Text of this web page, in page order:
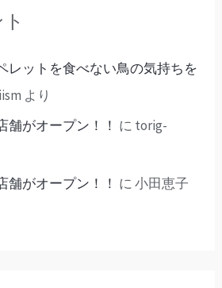
レットを食べない鳥の気持ちを
より
舗がオープン！！ に torig-
舗がオープン！！ に小田恵子